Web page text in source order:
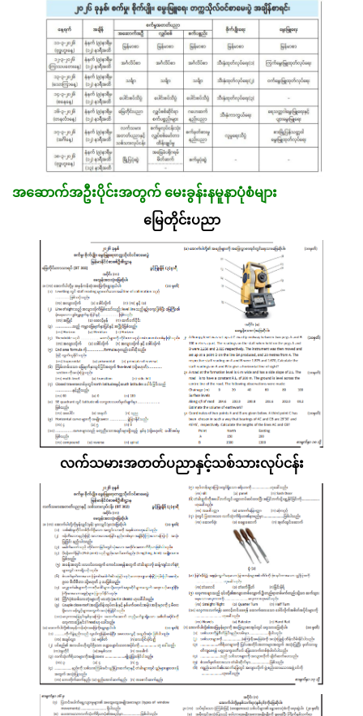
အဆောက်အဦးပိုင်းအတွက် မေးခွန်းနမူနာပုံစံများ
မြေတိုင်းပညာ
လက်သမားအတတ်ပညာနှင့်သစ်သားလုပ်ငန်း